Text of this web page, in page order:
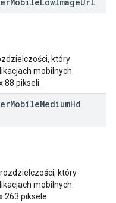
który
mobilnych.
pikseli.
MobileMediumHd
który
mobilnych.
piksele.